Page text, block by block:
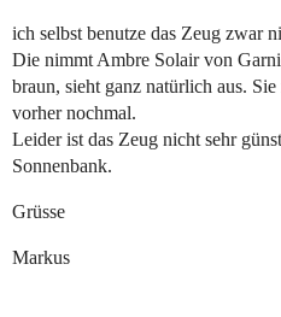
ich selbst benutze das Zeug zwar
Die nimmt Ambre Solair von
braun, sieht ganz natürlich aus.
vorher nochmal.
Leider ist das Zeug nicht sehr
Sonnenbank.
Grüsse
Markus